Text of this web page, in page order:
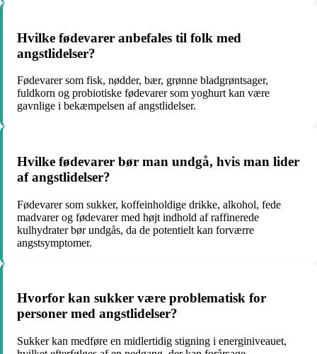
Hvilke fødevarer anbefales til folk med
angstlidelser?
Fødevarer som fisk, nødder, bær, grønne bladgrøntsager,
fuldkorn og probiotiske fødevarer som yoghurt kan være
gavnlige i bekæmpelsen af angstlidelser.
Hvilke fødevarer bør man undgå, hvis man lider
af angstlidelser?
Fødevarer som sukker, koffeinholdige drikke, alkohol, fede
madvarer og fødevarer med højt indhold af raffinerede
kulhydrater bør undgås, da de potentielt kan forværre
angstsymptomer.
Hvorfor kan sukker være problematisk for
personer med angstlidelser?
Sukker kan medføre en midlertidig stigning i energiniveauet,